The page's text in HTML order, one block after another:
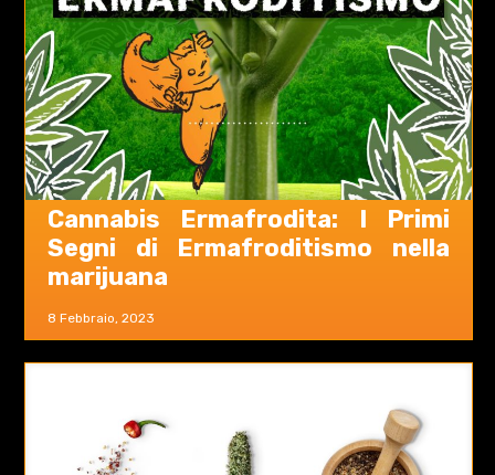
8 Febbraio, 2023
Cannabis Ermafrodita: I Primi
Segni di Ermafroditismo nella
marijuana